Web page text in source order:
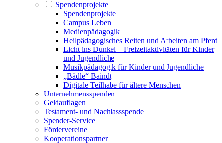
Spendenprojekte
Spendenprojekte
Campus Leben
Medienpädagogik
Heilpädagogisches Reiten und Arbeiten am Pferd
Licht ins Dunkel – Freizeitaktivitäten für Kinder
und Jugendliche
Musikpädagogik für Kinder und Jugendliche
„Bädle“ Baindt
Digitale Teilhabe für ältere Menschen
Unternehmensspenden
Geldauflagen
Testament- und Nachlassspende
Spender-Service
Fördervereine
Kooperationspartner